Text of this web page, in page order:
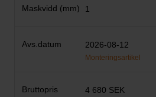
1
2026-08-12
Monteringsartikel
4 680 SEK